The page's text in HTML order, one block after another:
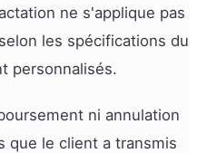
ne s'applique pas
les spécifications du
personnalisés.
ni annulation
que le client a transmis